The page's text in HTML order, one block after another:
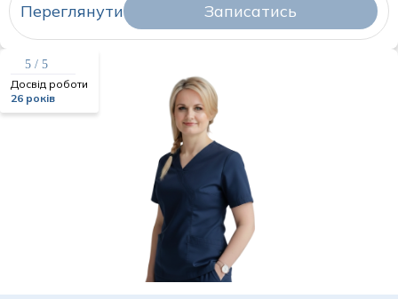
Переглянути Записатись
5 / 5
Досвід роботи
26 років